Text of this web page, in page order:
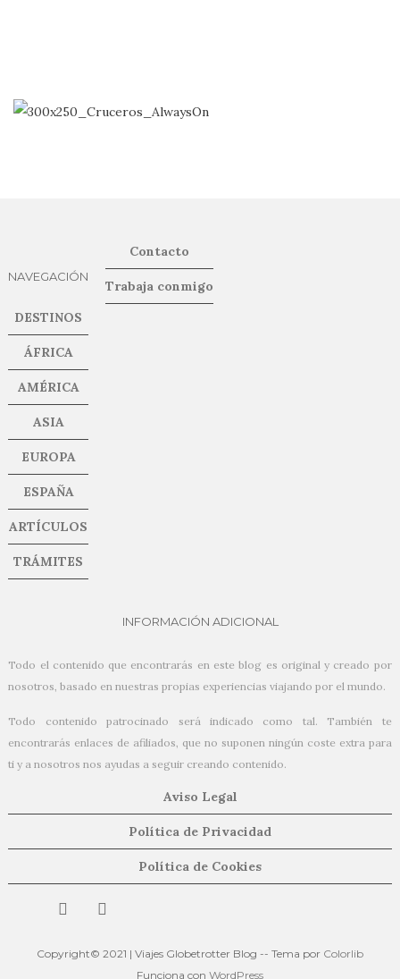
NAVEGACIÓN
DESTINOS
ÁFRICA
AMÉRICA
ASIA
EUROPA
ESPAÑA
ARTÍCULOS
TRÁMITES
Contacto
Trabaja conmigo
INFORMACIÓN ADICIONAL
Todo el contenido que encontrarás en este blog es original y creado por
nosotros, basado en nuestras propias experiencias viajando por el mundo.
Todo contenido patrocinado será indicado como tal. También te
encontrarás enlaces de afiliados, que no suponen ningún coste extra para
ti y a nosotros nos ayudas a seguir creando contenido.
Aviso Legal
Política de Privacidad
Política de Cookies
Copyright© 2021 | Viajes Globetrotter Blog -- Tema por Colorlib
Funciona con WordPress